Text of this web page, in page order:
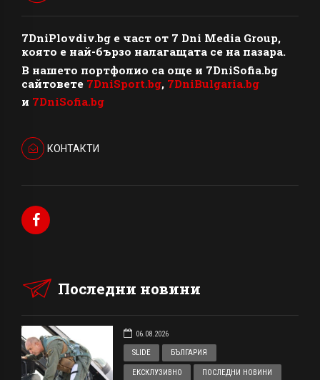
7DniPlovdiv.bg e част от 7 Dni Media Group,
която е най-бързо налагащата се на пазара.
В нашето портфолио са още и 7DniSofia.bg
сайтовете 7DniSport.bg, 7DniBulgaria.bg
и 7DniSofia.bg
КОНТАКТИ
Последни новини
06.08.2026
SLIDE
БЪЛГАРИЯ
ЕКСКЛУЗИВНО ПОСЛЕДНИ НОВИНИ